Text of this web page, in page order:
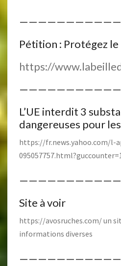
Pétition : Protégez
https://
L’UE interdit 3
dangereuses pour
https://fr.news.yahoo.com/l-
095057757.html?guccounter=1
Site à voir
https://avosruches.com/un
informations diverses